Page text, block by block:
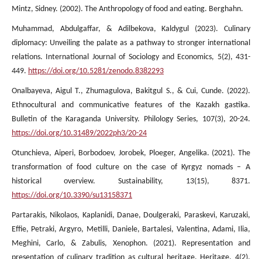
Mintz, Sidney. (2002). The Anthropology of food and eating. Berghahn.
Muhammad, Abdulgaffar, & Adilbekova, Kaldygul (2023). Culinary
diplomacy: Unveiling the palate as a pathway to stronger international
relations. International Journal of Sociology and Economics, 5(2), 431-
449. https://doi.org/10.5281/zenodo.8382293
Onalbayeva, Aigul T., Zhumagulova, Bakitgul S., & Cui, Cunde. (2022).
Ethnocultural and communicative features of the Kazakh gastika.
Bulletin of the Karaganda University. Philology Series, 107(3), 20-24.
https://doi.org/10.31489/2022ph3/20-24
Otunchieva, Aiperi, Borbodoev, Jorobek, Ploeger, Angelika. (2021). The
transformation of food culture on the case of Kyrgyz nomads – A
historical overview. Sustainability, 13(15), 8371.
https://doi.org/10.3390/su13158371
Partarakis, Nikolaos, Kaplanidi, Danae, Doulgeraki, Paraskevi, Karuzaki,
Effie, Petraki, Argyro, Metilli, Daniele, Bartalesi, Valentina, Adami, Ilia,
Meghini, Carlo, & Zabulis, Xenophon. (2021). Representation and